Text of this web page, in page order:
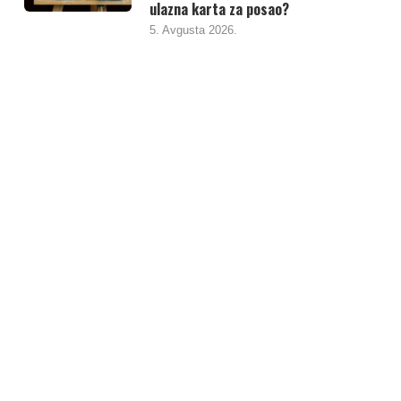
ulazna karta za posao?
5. Avgusta 2026.